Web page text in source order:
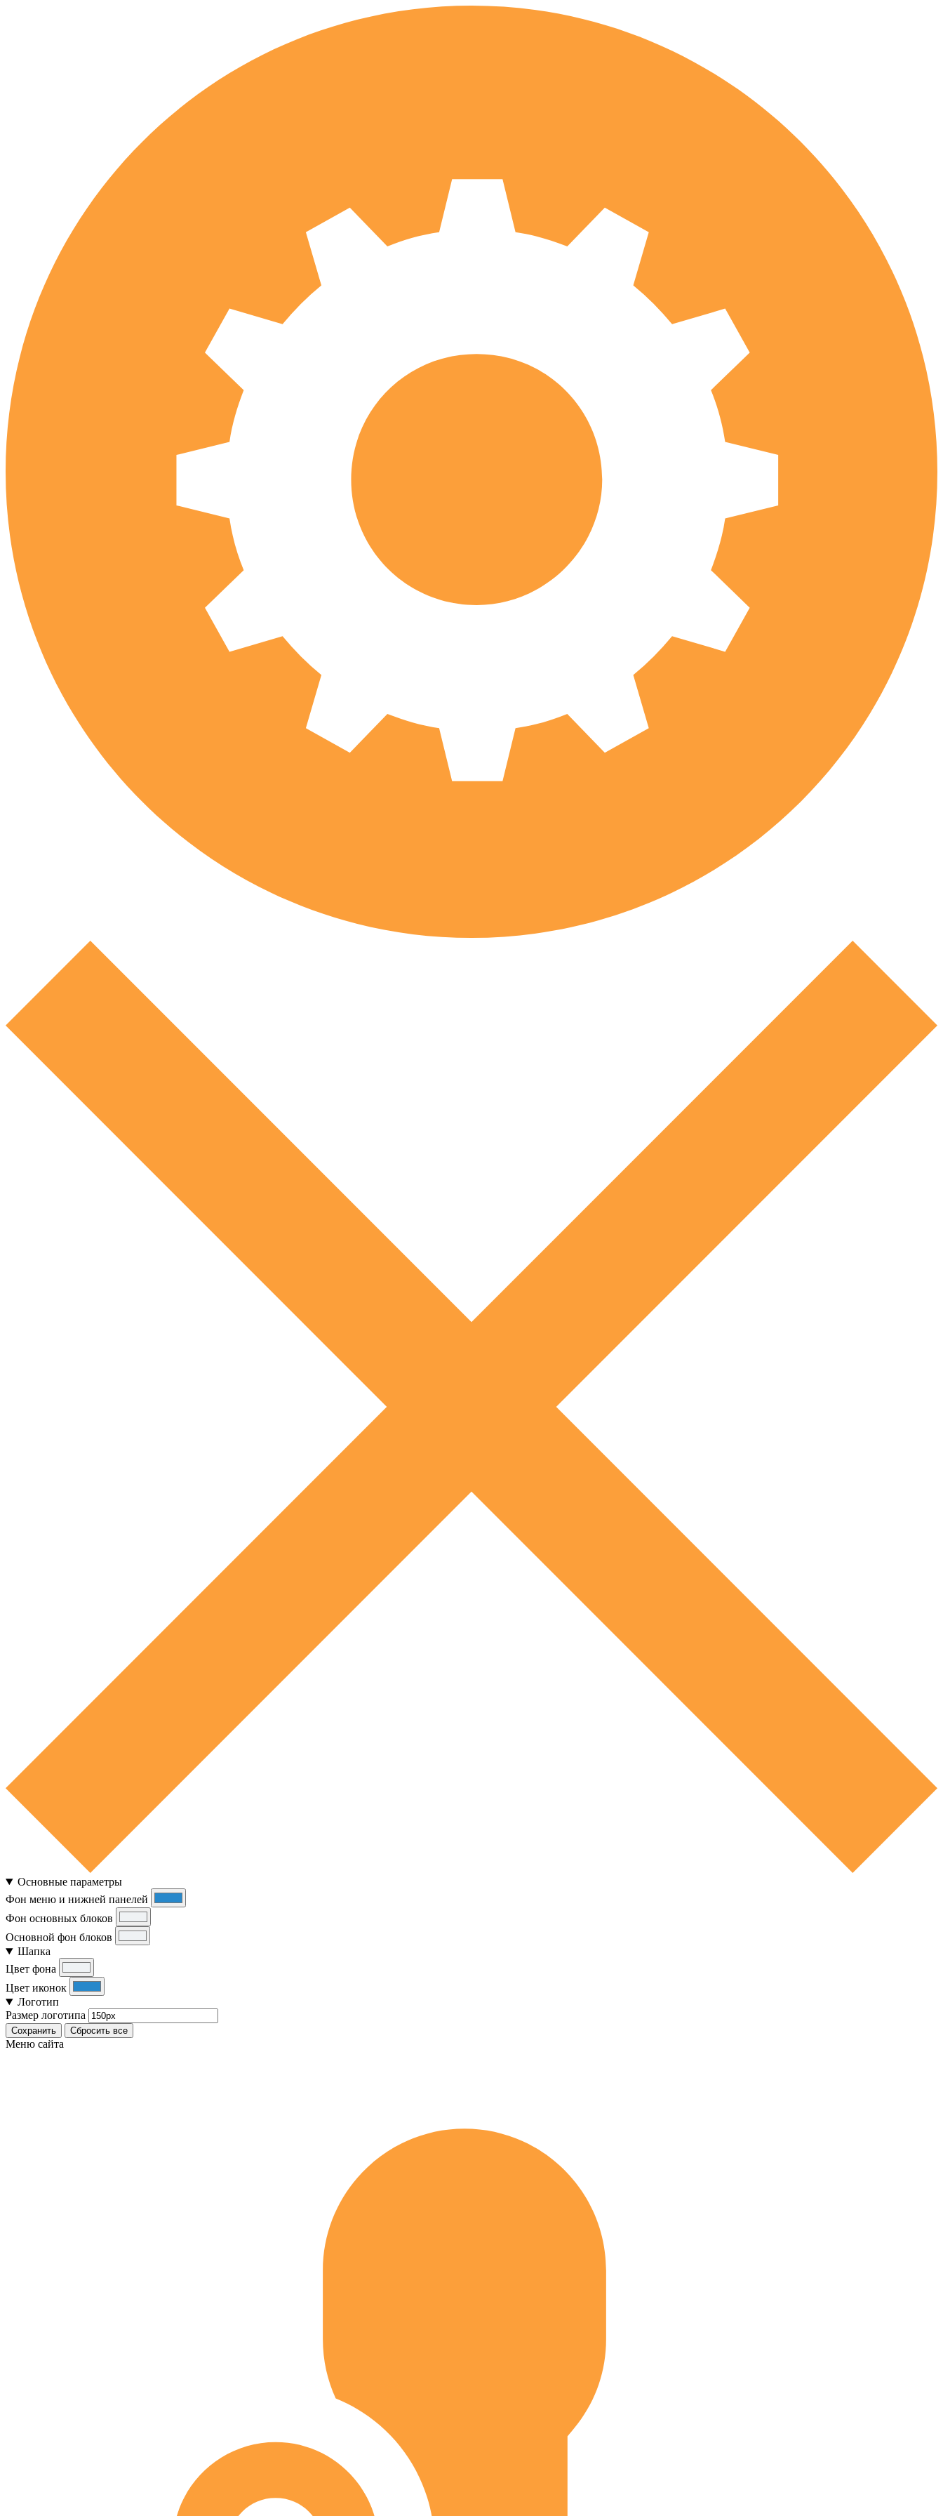
Основные параметры
Фон меню и нижней панелей
Фон основных блоков
Основной фон блоков
Шапка
Цвет фона
Цвет иконок
Логотип
Размер логотипа
Сохранить Сбросить все
Меню сайта